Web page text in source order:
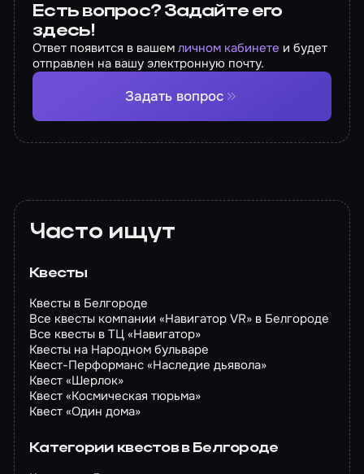
Есть вопрос? Задайте его
здесь!
Ответ появится в вашемличном кабинете и будет
отправлен на вашу электронную почту.
Задать вопрос
Часто ищут
Квесты
Квесты в Белгороде
Все квесты компании «Навигатор VR» в Белгороде
Все квесты в ТЦ «Навигатор»
Квесты на Народном бульваре
Квест-Перформанс «Наследие дьявола»
Квест «Шерлок»
Квест «Космическая тюрьма»
Квест «Один дома»
Категории квестов в Белгороде